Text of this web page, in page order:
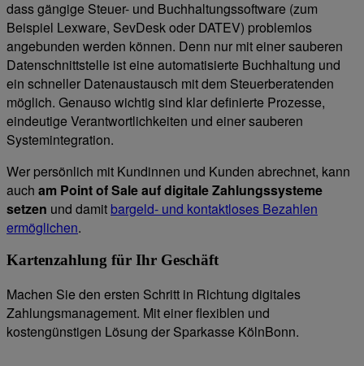
dass gängige Steuer- und Buchhaltungssoftware (zum
Beispiel Lexware, SevDesk oder DATEV) problemlos
angebunden werden können. Denn nur mit einer sauberen
Datenschnittstelle ist eine automatisierte Buchhaltung und
ein schneller Datenaustausch mit dem Steuerberatenden
möglich. Genauso wichtig sind klar definierte Prozesse,
eindeutige Verantwortlichkeiten und einer sauberen
Systemintegration.
Wer persönlich mit Kundinnen und Kunden abrechnet, kann
auch am Point of Sale auf digitale Zahlungssysteme
setzen und damit bargeld- und kontaktloses Bezahlen
ermöglichen.
Kartenzahlung für Ihr Geschäft
Machen Sie den ersten Schritt in Richtung digitales
Zahlungsmanagement. Mit einer flexiblen und
kostengünstigen Lösung der Sparkasse KölnBonn.